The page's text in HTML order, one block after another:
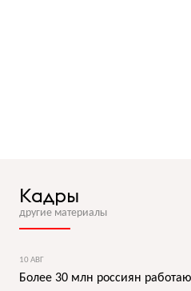
Кадры
другие материалы
10 АВГ
Более 30 млн россиян